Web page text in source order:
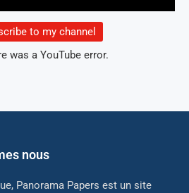
to my channel
was a YouTube error.
nous
Panorama Papers est un site